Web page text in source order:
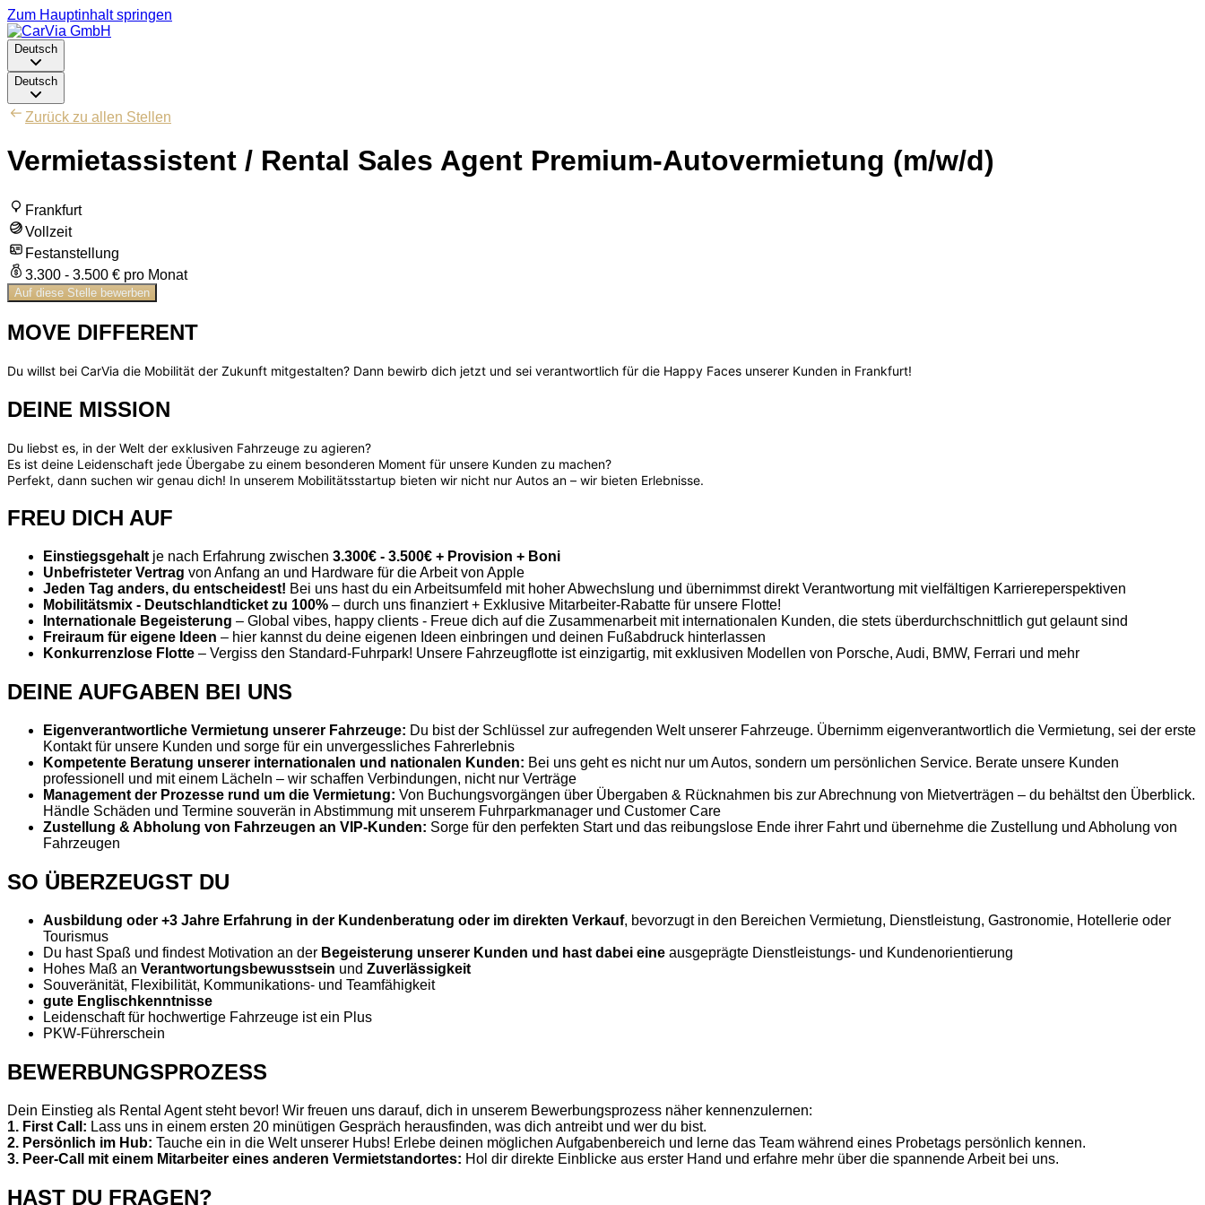
Zum Hauptinhalt springen
Deutsch
Deutsch
Zurück zu allen Stellen
Vermietassistent / Rental Sales Agent Premium-Autovermietung (m/w/d)
Frankfurt
Vollzeit
Festanstellung
3.300 - 3.500 € pro Monat
Auf diese Stelle bewerben
MOVE DIFFERENT
Du willst bei CarVia die Mobilität der Zukunft mitgestalten? Dann bewirb dich jetzt und sei verantwortlich für die Happy Faces unserer Kunden in Frankfurt!
DEINE MISSION
Du liebst es, in der Welt der exklusiven Fahrzeuge zu agieren?
Es ist deine Leidenschaft jede Übergabe zu einem besonderen Moment für unsere Kunden zu machen?
Perfekt, dann suchen wir genau dich! In unserem Mobilitätsstartup bieten wir nicht nur Autos an – wir bieten Erlebnisse.
FREU DICH AUF
Einstiegsgehalt je nach Erfahrung zwischen 3.300€ - 3.500€ + Provision + Boni
Unbefristeter Vertrag von Anfang an und Hardware für die Arbeit von Apple
Jeden Tag anders, du entscheidest! Bei uns hast du ein Arbeitsumfeld mit hoher Abwechslung und übernimmst direkt Verantwortung mit vielfältigen Karriereperspektiven
Mobilitätsmix - Deutschlandticket zu 100% – durch uns finanziert + Exklusive Mitarbeiter-Rabatte für unsere Flotte!
Internationale Begeisterung – Global vibes, happy clients - Freue dich auf die Zusammenarbeit mit internationalen Kunden, die stets überdurchschnittlich gut gelaunt sind
Freiraum für eigene Ideen – hier kannst du deine eigenen Ideen einbringen und deinen Fußabdruck hinterlassen
Konkurrenzlose Flotte – Vergiss den Standard-Fuhrpark! Unsere Fahrzeugflotte ist einzigartig, mit exklusiven Modellen von Porsche, Audi, BMW, Ferrari und mehr
DEINE AUFGABEN BEI UNS
Eigenverantwortliche Vermietung unserer Fahrzeuge: Du bist der Schlüssel zur aufregenden Welt unserer Fahrzeuge. Übernimm eigenverantwortlich die Vermietung, sei der erste
Kontakt für unsere Kunden und sorge für ein unvergessliches Fahrerlebnis
Kompetente Beratung unserer internationalen und nationalen Kunden: Bei uns geht es nicht nur um Autos, sondern um persönlichen Service. Berate unsere Kunden
professionell und mit einem Lächeln – wir schaffen Verbindungen, nicht nur Verträge
Management der Prozesse rund um die Vermietung: Von Buchungsvorgängen über Übergaben & Rücknahmen bis zur Abrechnung von Mietverträgen – du behältst den Überblick.
Händle Schäden und Termine souverän in Abstimmung mit unserem Fuhrparkmanager und Customer Care
Zustellung & Abholung von Fahrzeugen an VIP-Kunden: Sorge für den perfekten Start und das reibungslose Ende ihrer Fahrt und übernehme die Zustellung und Abholung von
Fahrzeugen
SO ÜBERZEUGST DU
Ausbildung oder +3 Jahre Erfahrung in der Kundenberatung oder im direkten Verkauf, bevorzugt in den Bereichen Vermietung, Dienstleistung, Gastronomie, Hotellerie oder
Tourismus
Du hast Spaß und findest Motivation an der Begeisterung unserer Kunden und hast dabei eine ausgeprägte Dienstleistungs- und Kundenorientierung
Hohes Maß an Verantwortungsbewusstsein und Zuverlässigkeit
Souveränität, Flexibilität, Kommunikations- und Teamfähigkeit
gute Englischkenntnisse
Leidenschaft für hochwertige Fahrzeuge ist ein Plus
PKW-Führerschein
BEWERBUNGSPROZESS
Dein Einstieg als Rental Agent steht bevor! Wir freuen uns darauf, dich in unserem Bewerbungsprozess näher kennenzulernen:
1. First Call: Lass uns in einem ersten 20 minütigen Gespräch herausfinden, was dich antreibt und wer du bist.
2. Persönlich im Hub: Tauche ein in die Welt unserer Hubs! Erlebe deinen möglichen Aufgabenbereich und lerne das Team während eines Probetags persönlich kennen.
3. Peer-Call mit einem Mitarbeiter eines anderen Vermietstandortes: Hol dir direkte Einblicke aus erster Hand und erfahre mehr über die spannende Arbeit bei uns.
HAST DU FRAGEN?